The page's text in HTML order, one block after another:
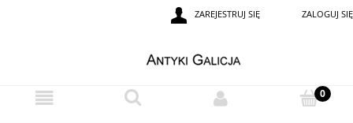
ZAREJESTRUJ SIĘ ZALOGUJ SIĘ